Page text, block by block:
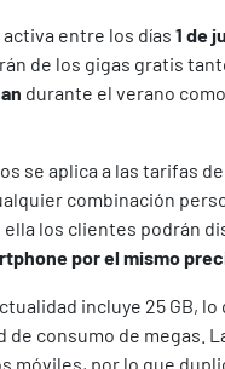
entre los días 1 de
de los gigas gratis
durante el verano
se aplica a las tarifas
combinación
los clientes podrán
por el mismo
incluye 25 GB,
consumo de megas.
móviles, por lo que